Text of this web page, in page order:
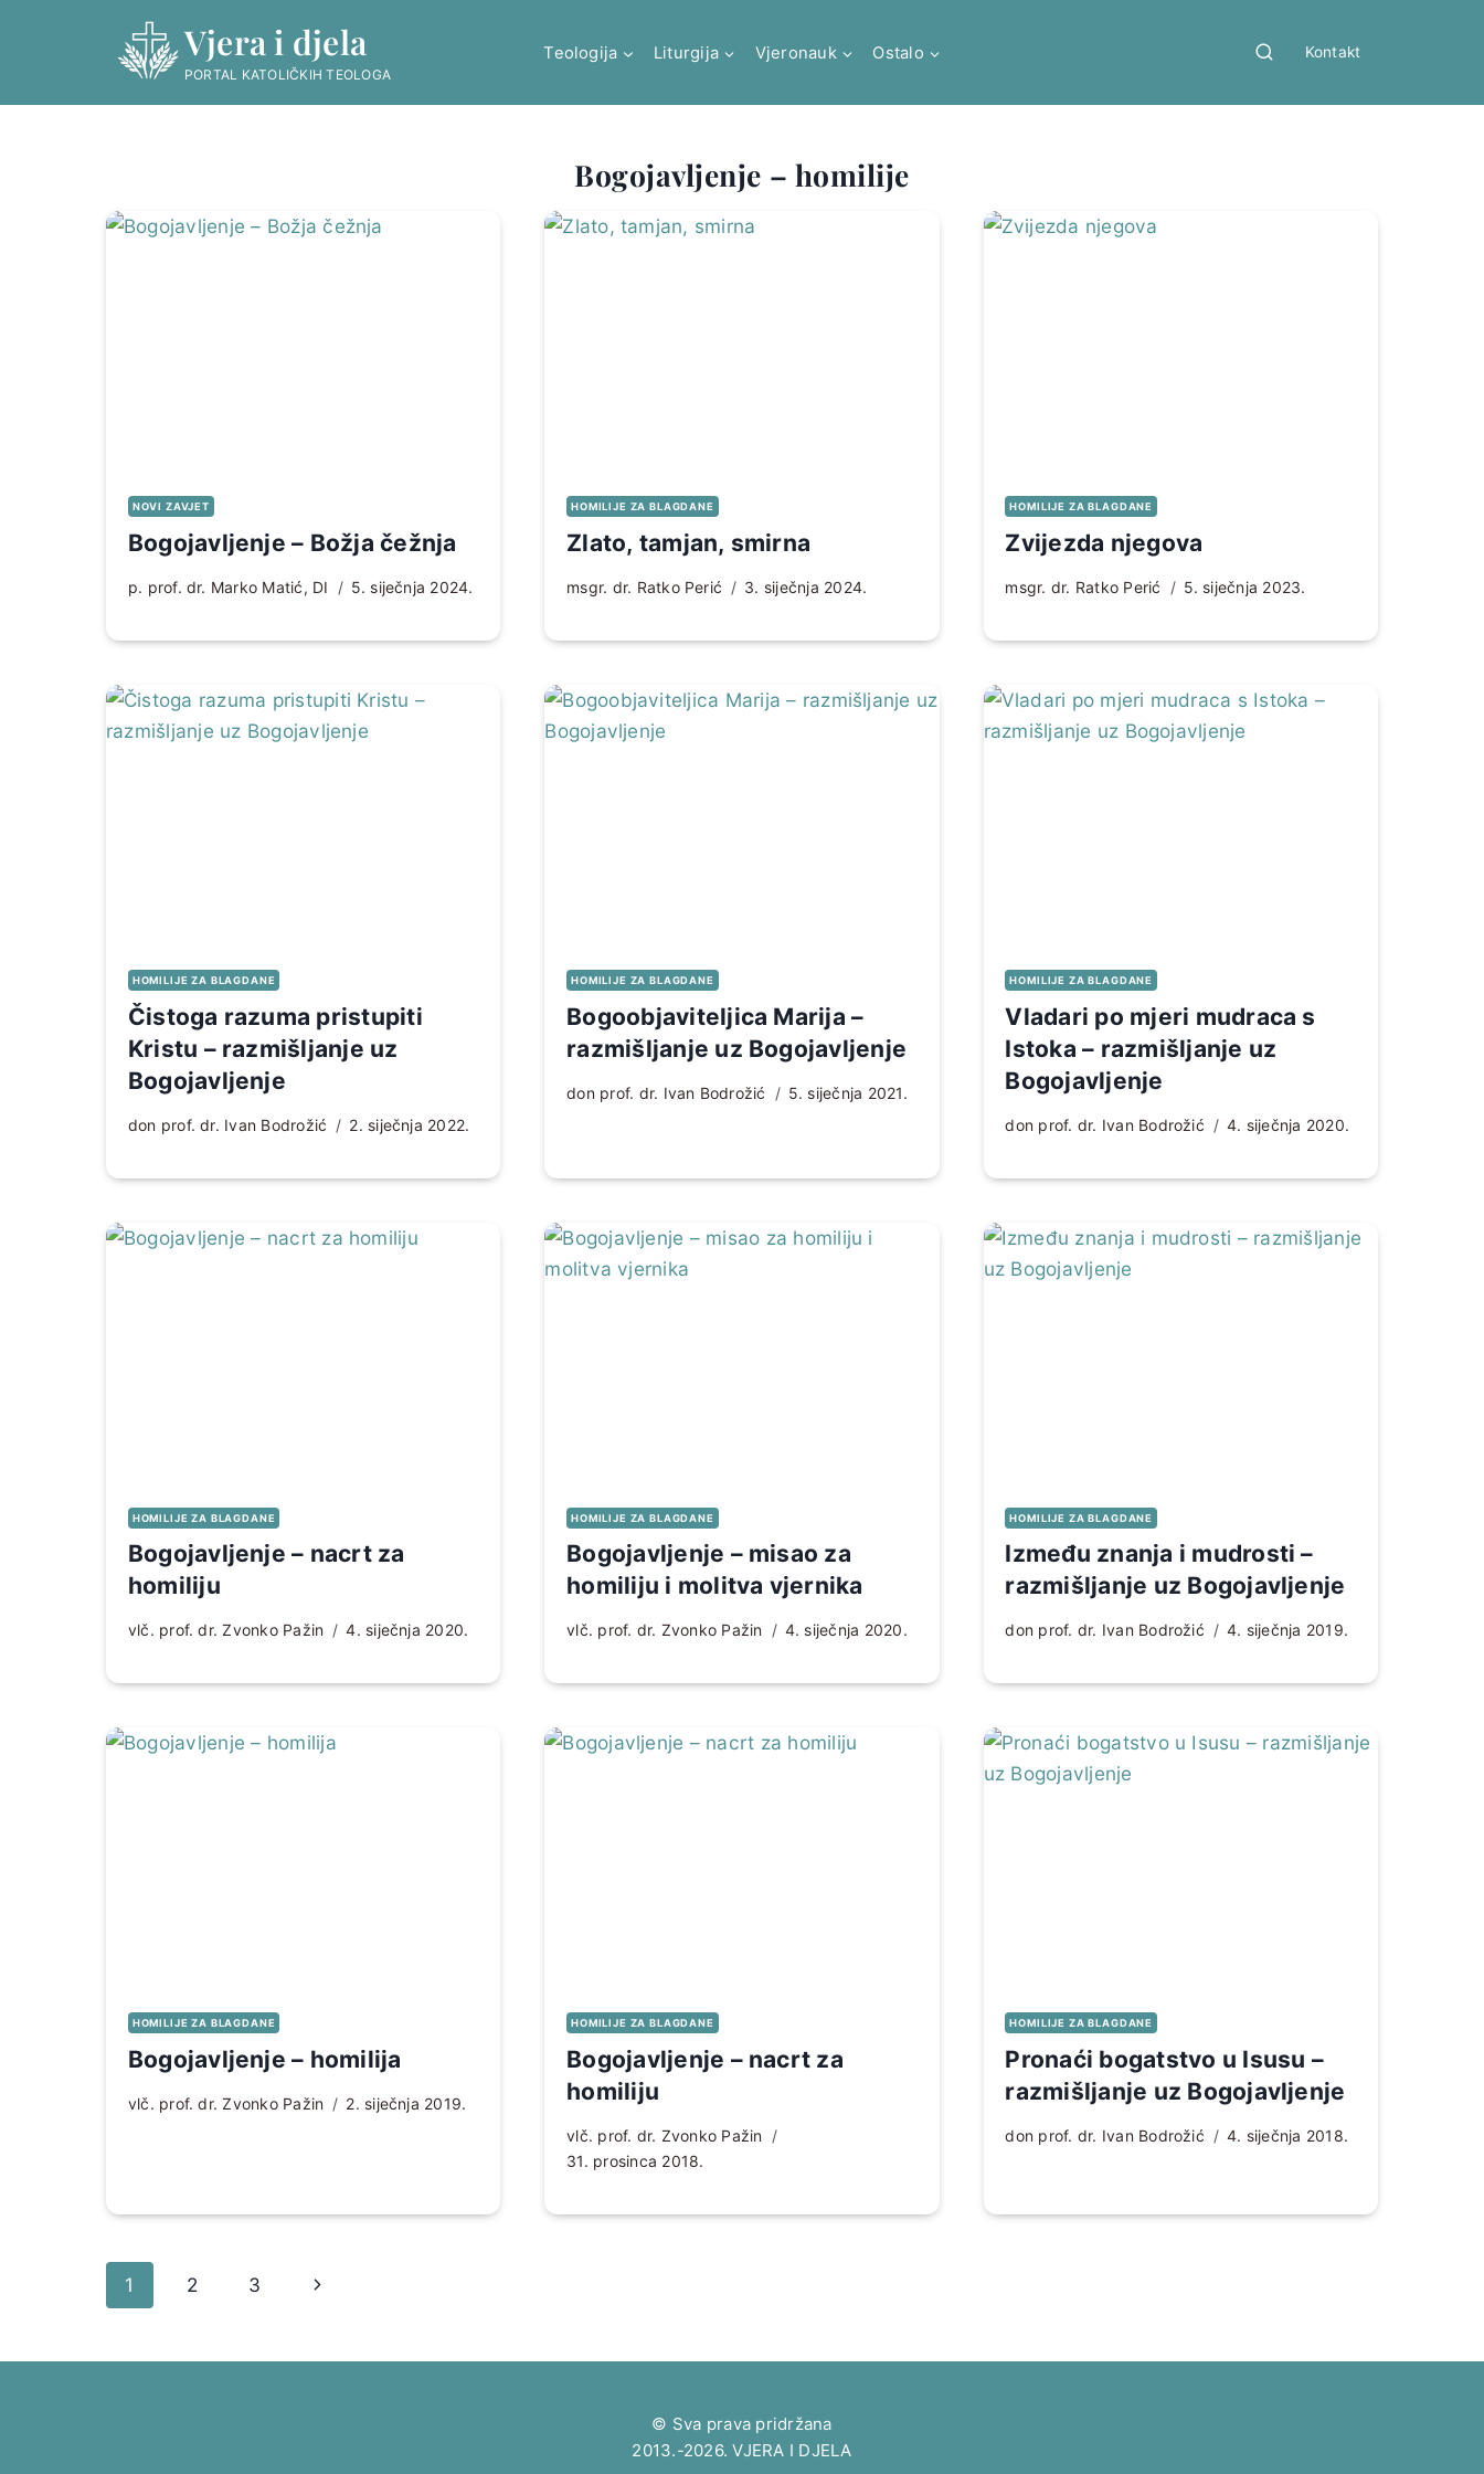
Vjera i djela
PORTAL KATOLIČKIH TEOLOGA
Teologija Liturgija Vjeronauk Ostalo Kontakt
Bogojavljenje – homilije
NOVI ZAVJET
Bogojavljenje – Božja čežnja
p. prof. dr. Marko Matić, DI 5. siječnja 2024.
HOMILIJE ZA BLAGDANE
Zlato, tamjan, smirna
msgr. dr. Ratko Perić 3. siječnja 2024.
HOMILIJE ZA BLAGDANE
Zvijezda njegova
msgr. dr. Ratko Perić 5. siječnja 2023.
HOMILIJE ZA BLAGDANE
Čistoga razuma pristupiti
Kristu – razmišljanje uz
Bogojavljenje
don prof. dr. Ivan Bodrožić 2. siječnja 2022.
HOMILIJE ZA BLAGDANE
Bogoobjaviteljica Marija –
razmišljanje uz Bogojavljenje
don prof. dr. Ivan Bodrožić 5. siječnja 2021.
HOMILIJE ZA BLAGDANE
Vladari po mjeri mudraca s
Istoka – razmišljanje uz
Bogojavljenje
don prof. dr. Ivan Bodrožić 4. siječnja 2020.
HOMILIJE ZA BLAGDANE
Bogojavljenje – nacrt za
homiliju
vlč. prof. dr. Zvonko Pažin 4. siječnja 2020.
HOMILIJE ZA BLAGDANE
Bogojavljenje – misao za
homiliju i molitva vjernika
vlč. prof. dr. Zvonko Pažin 4. siječnja 2020.
HOMILIJE ZA BLAGDANE
Između znanja i mudrosti –
razmišljanje uz Bogojavljenje
don prof. dr. Ivan Bodrožić 4. siječnja 2019.
HOMILIJE ZA BLAGDANE
Bogojavljenje – homilija
vlč. prof. dr. Zvonko Pažin 2. siječnja 2019.
HOMILIJE ZA BLAGDANE
Bogojavljenje – nacrt za
homiliju
vlč. prof. dr. Zvonko Pažin
31. prosinca 2018.
HOMILIJE ZA BLAGDANE
Pronaći bogatstvo u Isusu –
razmišljanje uz Bogojavljenje
don prof. dr. Ivan Bodrožić 4. siječnja 2018.
Page
navigation
1 2 3
Sljedeća
© Sva prava pridržana
2013.-2026. VJERA I DJELA